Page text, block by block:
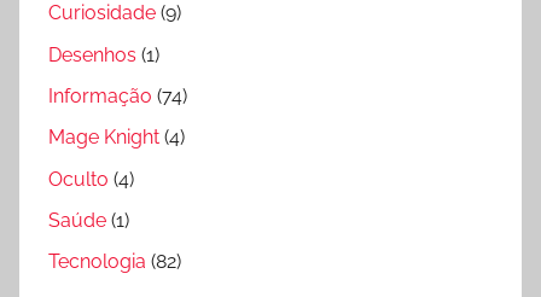
Curiosidade (9)
Desenhos (1)
Informação (74)
Mage Knight (4)
Oculto (4)
Saúde (1)
Tecnologia (82)